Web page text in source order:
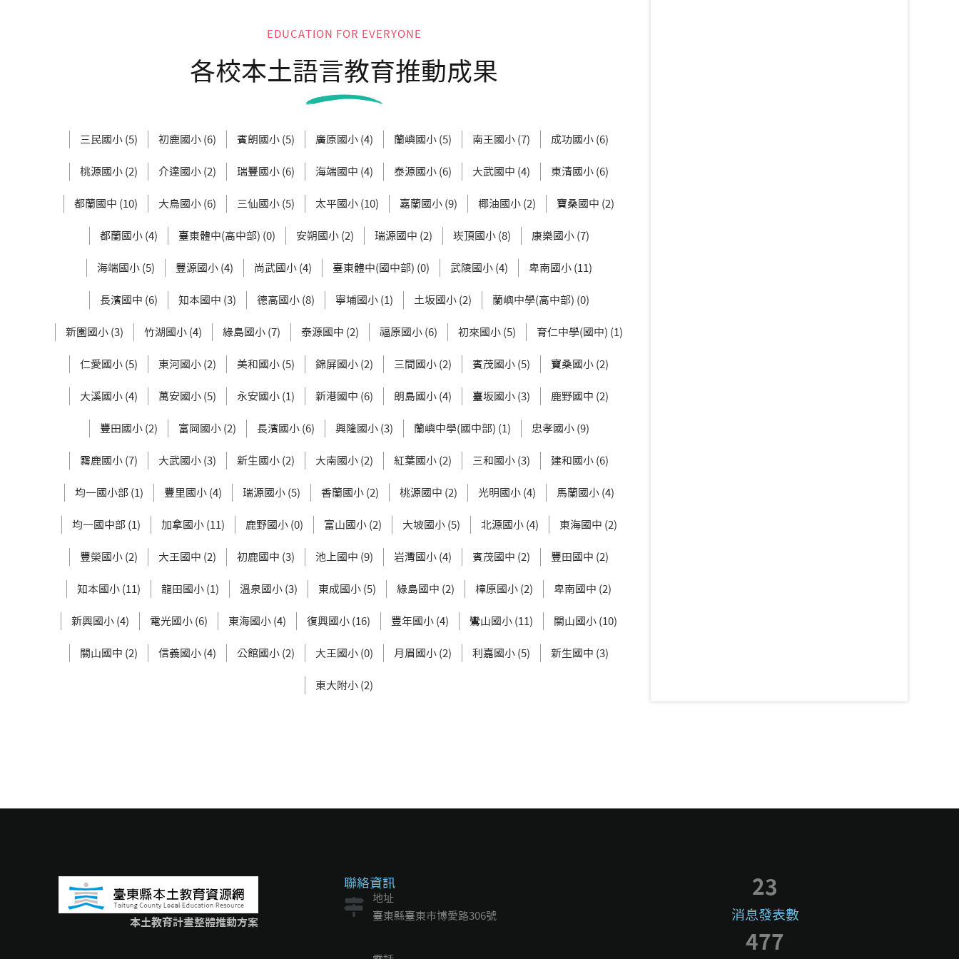
EDUCATION FOR EVERYONE
各校本土語言教育推動成果
三民國小 (5) 初鹿國小 (6) 賓朗國小 (5) 廣原國小 (4) 蘭嶼國小 (5) 南王國小 (7) 成功國小 (6)
桃源國小 (2) 介達國小 (2) 瑞豐國小 (6) 海端國中 (4) 泰源國小 (6) 大武國中 (4) 東清國小 (6)
都蘭國中 (10) 大鳥國小 (6) 三仙國小 (5) 太平國小 (10) 嘉蘭國小 (9) 椰油國小 (2) 寶桑國中 (2)
都蘭國小 (4) 臺東體中(高中部) (0) 安朔國小 (2) 瑞源國中 (2) 崁頂國小 (8) 康樂國小 (7)
海端國小 (5) 豐源國小 (4) 尚武國小 (4) 臺東體中(國中部) (0) 武陵國小 (4) 卑南國小 (11)
長濱國中 (6) 知本國中 (3) 德高國小 (8) 寧埔國小 (1) 土坂國小 (2) 蘭嶼中學(高中部) (0)
新園國小 (3) 竹湖國小 (4) 綠島國小 (7) 泰源國中 (2) 福原國小 (6) 初來國小 (5) 育仁中學(國中) (1)
仁愛國小 (5) 東河國小 (2) 美和國小 (5) 錦屏國小 (2) 三間國小 (2) 賓茂國小 (5) 寶桑國小 (2)
大溪國小 (4) 萬安國小 (5) 永安國小 (1) 新港國中 (6) 朗島國小 (4) 臺坂國小 (3) 鹿野國中 (2)
豐田國小 (2) 富岡國小 (2) 長濱國小 (6) 興隆國小 (3) 蘭嶼中學(國中部) (1) 忠孝國小 (9)
霧鹿國小 (7) 大武國小 (3) 新生國小 (2) 大南國小 (2) 紅葉國小 (2) 三和國小 (3) 建和國小 (6)
均一國小部 (1) 豐里國小 (4) 瑞源國小 (5) 香蘭國小 (2) 桃源國中 (2) 光明國小 (4) 馬蘭國小 (4)
均一國中部 (1) 加拿國小 (11) 鹿野國小 (0) 富山國小 (2) 大坡國小 (5) 北源國小 (4) 東海國中 (2)
豐榮國小 (2) 大王國中 (2) 初鹿國中 (3) 池上國中 (9) 岩灣國小 (4) 賓茂國中 (2) 豐田國中 (2)
知本國小 (11) 龍田國小 (1) 溫泉國小 (3) 東成國小 (5) 綠島國中 (2) 樟原國小 (2) 卑南國中 (2)
新興國小 (4) 電光國小 (6) 東海國小 (4) 復興國小 (16) 豐年國小 (4) 鸞山國小 (11) 關山國小 (10)
關山國中 (2) 信義國小 (4) 公館國小 (2) 大王國小 (0) 月眉國小 (2) 利嘉國小 (5) 新生國中 (3)
東大附小 (2)
本土教育計畫整體推動方案
聯絡資訊
地址
臺東縣臺東市博愛路306號
消息發表數
23
477